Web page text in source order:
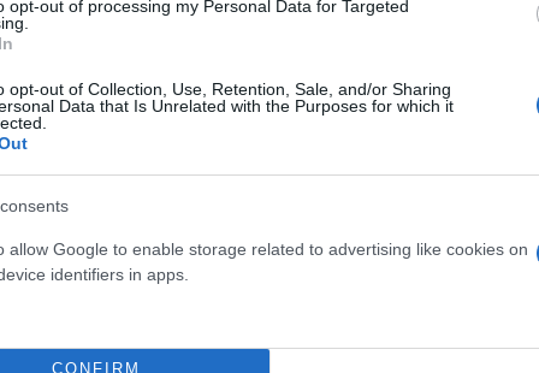
opt-out of processing my Personal Data for Targeted
opt-out of Collection, Use, Retention, Sale, and/or Sharing
Data that Is Unrelated with the Purposes for which it
allow Google to enable storage related to advertising like cookies on
identifiers in apps.
CONFIRM
11.994,03
€